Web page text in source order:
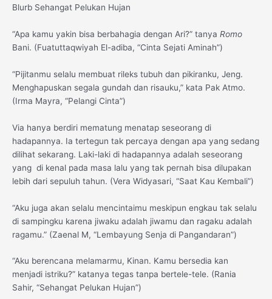
Blurb Sehangat Pelukan Hujan
“Apa kamu yakin bisa berbahagia dengan Ari?” tanya Romo
Bani. (Fuatuttaqwiyah El-adiba, “Cinta Sejati Aminah”)
“Pijitanmu selalu membuat rileks tubuh dan pikiranku, Jeng.
Menghapuskan segala gundah dan risauku,” kata Pak Atmo.
(Irma Mayra, “Pelangi Cinta”)
Via hanya berdiri mematung menatap seseorang di
hadapannya. Ia tertegun tak percaya dengan apa yang sedang
dilihat sekarang. Laki-laki di hadapannya adalah seseorang
yang di kenal pada masa lalu yang tak pernah bisa dilupakan
lebih dari sepuluh tahun. (Vera Widyasari, “Saat Kau Kembali”)
“Aku juga akan selalu mencintaimu meskipun engkau tak selalu
di sampingku karena jiwaku adalah jiwamu dan ragaku adalah
ragamu.” (Zaenal M, “Lembayung Senja di Pangandaran”)
“Aku berencana melamarmu, Kinan. Kamu bersedia kan
menjadi istriku?” katanya tegas tanpa bertele-tele. (Rania
Sahir, “Sehangat Pelukan Hujan”)